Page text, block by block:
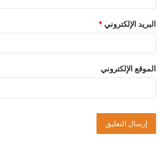
البريد الإلكتروني *
الموقع الإلكتروني